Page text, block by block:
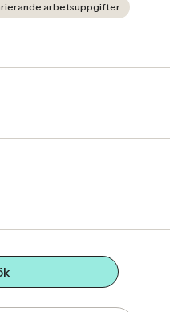
arbetsuppgifter